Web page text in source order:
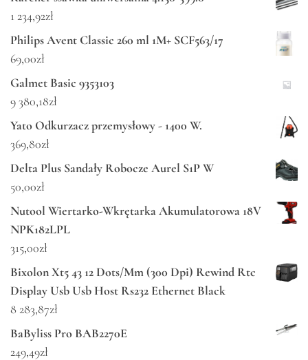
1 234,92zł
Philips Avent Classic 260 ml 1M+ SCF563/17
69,00zł
Galmet Basic 9353103
9 380,18zł
Yato Odkurzacz przemysłowy - 1400 W.
369,80zł
Delta Plus Sandały Robocze Aurel S1P W
50,00zł
Nutool Wiertarko-Wkrętarka Akumulatorowa 18V
NPK182LPL
315,00zł
Bixolon Xt5 43 12 Dots/Mm (300 Dpi) Rewind Rtc
Display Usb Usb Host Rs232 Ethernet Black
8 283,87zł
BaByliss Pro BAB2270E
249,49zł